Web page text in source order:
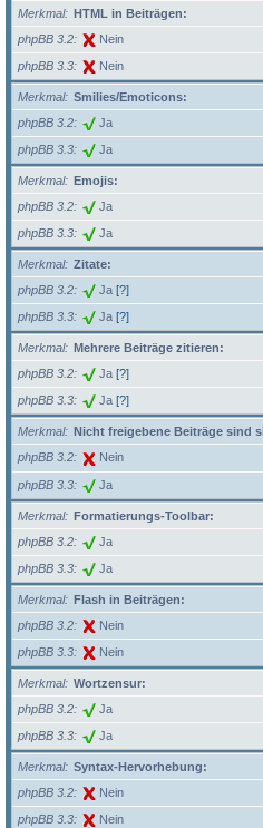
Merkmal
HTML in Beiträgen:
phpBB 3.2
Nein
phpBB 3.3 Nein
Merkmal
Smilies/Emoticons:
phpBB 3.2
Ja
phpBB 3.3 Ja
Merkmal
Emojis:
phpBB 3.2
Ja
phpBB 3.3 Ja
Merkmal
Zitate:
phpBB 3.2
Ja [?]
phpBB 3.3 Ja [?]
Merkmal
Mehrere Beiträge zitieren:
phpBB 3.2
Ja [?]
phpBB 3.3 Ja [?]
Merkmal
Nicht freigebene Beiträge sind
phpBB 3.2
Nein
phpBB 3.3 Ja
Merkmal
Formatierungs-Toolbar:
phpBB 3.2
Ja
phpBB 3.3 Ja
Merkmal
Flash in Beiträgen:
phpBB 3.2
Nein
phpBB 3.3 Nein
Merkmal
Wortzensur:
phpBB 3.2
Ja
phpBB 3.3 Ja
Merkmal
Syntax-Hervorhebung:
phpBB 3.2
Nein
phpBB 3.3 Nein